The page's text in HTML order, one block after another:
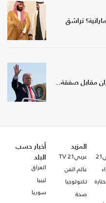
تراشق
مقابل صفقة..
المزيد
عربي21 TV
عالم الفن
تكنولوجيا
صحة
أخبار حسب
البلد
العراق
ليبيا
سوريا